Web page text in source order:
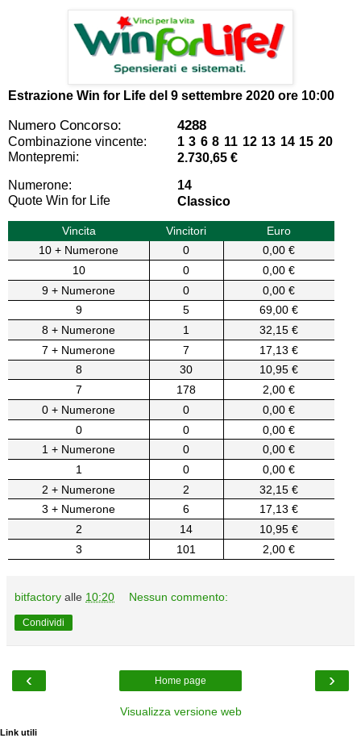
Estrazione Win for Life del 9 settembre 2020 ore 10:00
Numero Concorso: 4288
Combinazione vincente:
1 3 6 8 11 12 13 14 15 20
Montepremi:
2.730,65 €
Numerone:
14
Quote Win for Life
Classico
Vincita Vincitori
Euro
10 + Numerone
0
0,00 €
10
0
0,00 €
9 + Numerone
0
0,00 €
9
5
69,00 €
8 + Numerone
1
32,15 €
7 + Numerone
7
17,13 €
8
30
10,95 €
7
178
2,00 €
0 + Numerone
0
0,00 €
0
0
0,00 €
1 + Numerone
0
0,00 €
1
0
0,00 €
2 + Numerone
2
32,15 €
3 + Numerone
6
17,13 €
2
14
10,95 €
3
101 2,00 €
bitfactory alle 10:20 Nessun commento:
Condividi
‹ ›
Home page
Visualizza versione web
Link utili